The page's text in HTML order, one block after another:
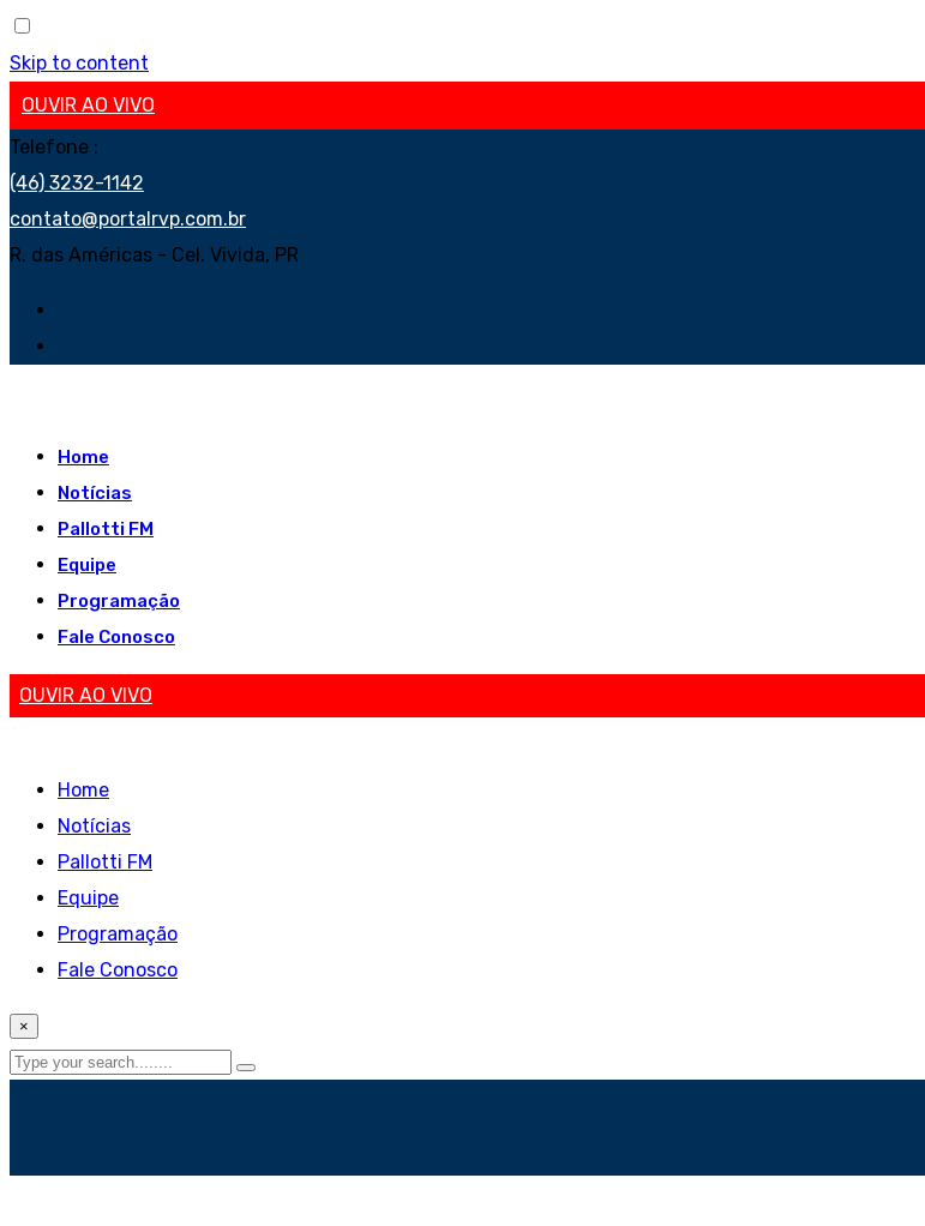
Skip to content
OUVIR AO VIVO
Telefone :
(46) 3232-1142
contato@portalrvp.com.br
R. das Américas - Cel. Vivida, PR
Home
Notícias
Pallotti FM
Equipe
Programação
Fale Conosco
OUVIR AO VIVO
Home
Notícias
Pallotti FM
Equipe
Programação
Fale Conosco
×